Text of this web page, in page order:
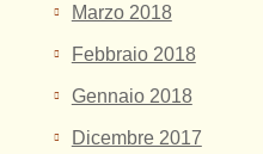
Marzo 2018
Febbraio 2018
Gennaio 2018
Dicembre 2017